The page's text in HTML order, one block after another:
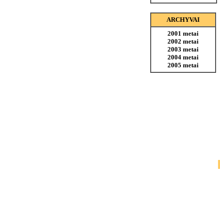
ARCHYVAI
2001 metai
2002 metai
2003 metai
2004 metai
2005 metai